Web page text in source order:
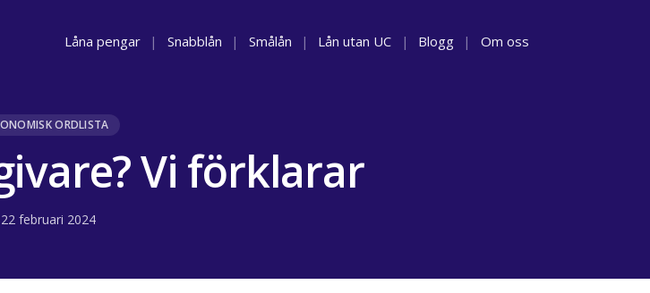
Låna pengar | Snabblån | Smålån | Lån utan UC | Blogg | Om oss
ORDLISTA
Vi förklarar
22 februari 2024